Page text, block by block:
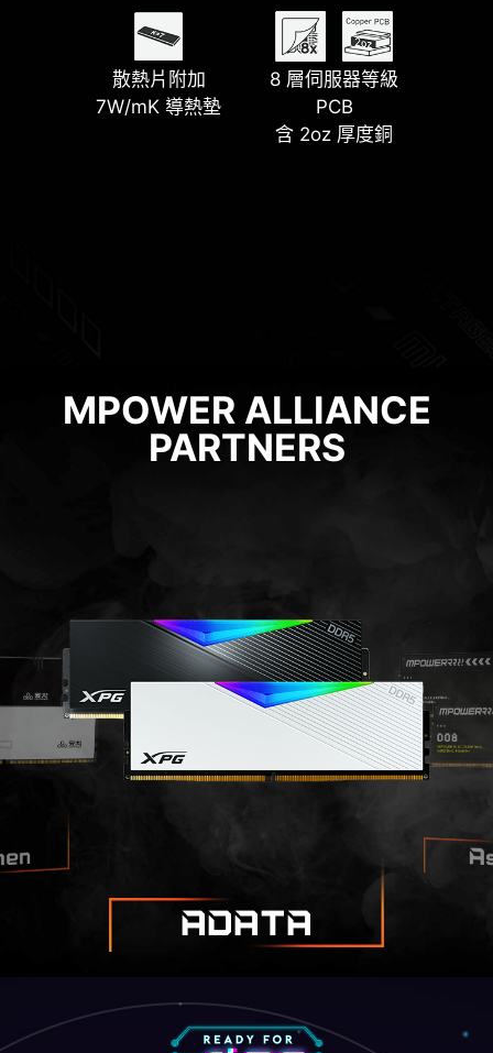
散熱片附加
7W/mK 導熱墊
8 層伺服器等級
PCB
含 2oz 厚度銅
四組 M.2 接頭
EZ Debug LED EZ PCIe Clip II
MPOWER ALLIANCE
PARTNERS
ADATA